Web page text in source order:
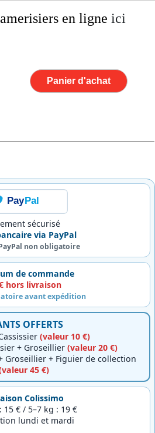
en ligne ici
Panier d'achat
PayPal
sécurisé
via PayPal
non obligatoire
de commande
hors livraison
avant expédition
OFFERTS
(valeur 10 €)
+ Groseillier (valeur 20 €)
Groseillier + Figuier de collection
45 €)
Colissimo
15 € / 5–7 kg : 19 €
lundi et mardi